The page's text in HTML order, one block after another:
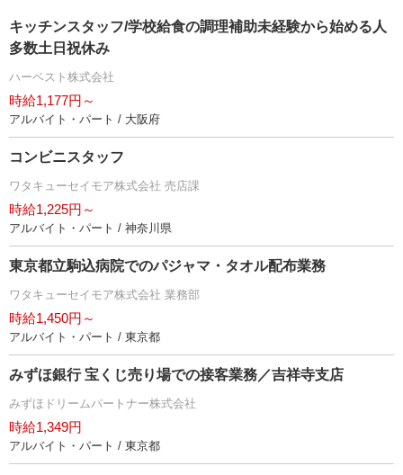
キッチンスタッフ/学校給食の調理補助未経験から始める人
多数土日祝休み
ハーベスト株式会社
時給1,177円～
アルバイト・パート / 大阪府
コンビニスタッフ
ワタキューセイモア株式会社 売店課
時給1,225円～
アルバイト・パート / 神奈川県
東京都立駒込病院でのパジャマ・タオル配布業務
ワタキューセイモア株式会社 業務部
時給1,450円～
アルバイト・パート / 東京都
みずほ銀行 宝くじ売り場での接客業務／吉祥寺支店
みずほドリームパートナー株式会社
時給1,349円
アルバイト・パート / 東京都